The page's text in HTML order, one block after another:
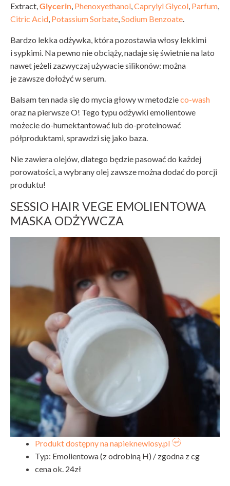
Extract,Glycerin, Phenoxyethanol,Caprylyl Glycol, Parfum,
Citric Acid, Potassium Sorbate,Sodium Benzoate.
Bardzo lekka odżywka, która pozostawia włosy lekkimi
i sypkimi. Na pewno nie obciąży, nadaje się świetnie na lato
nawet jeżeli zazwyczaj używacie silikonów: można
je zawsze dołożyć w serum.
Balsam ten nada się do mycia głowy w metodzieco-wash
oraz na pierwsze O! Tego typu odżywki emolientowe
możecie do-humektantować lub do-proteinować
półproduktami, sprawdzi się jako baza.
Nie zawiera olejów, dlatego będzie pasować do każdej
porowatości, a wybrany olej zawsze można dodać do porcji
produktu!
SESSIO HAIR VEGE EMOLIENTOWA
MASKA ODŻYWCZA
Produkt dostępny na napieknewlosy.pl
Typ: Emolientowa (z odrobiną H) / zgodna z cg
cena ok. 24zł